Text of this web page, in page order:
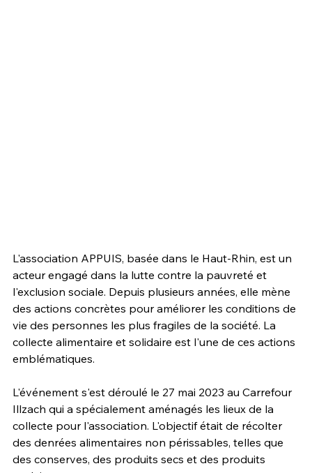
L'association APPUIS, basée dans le Haut-Rhin, est un
acteur engagé dans la lutte contre la pauvreté et
l'exclusion sociale. Depuis plusieurs années, elle mène
des actions concrètes pour améliorer les conditions de
vie des personnes les plus fragiles de la société. La
collecte alimentaire et solidaire est l'une de ces actions
emblématiques.
L'événement s'est déroulé le 27 mai 2023 au Carrefour
Illzach qui a spécialement aménagés les lieux de la
collecte pour l'association. L'objectif était de récolter
des denrées alimentaires non périssables, telles que
des conserves, des produits secs et des produits